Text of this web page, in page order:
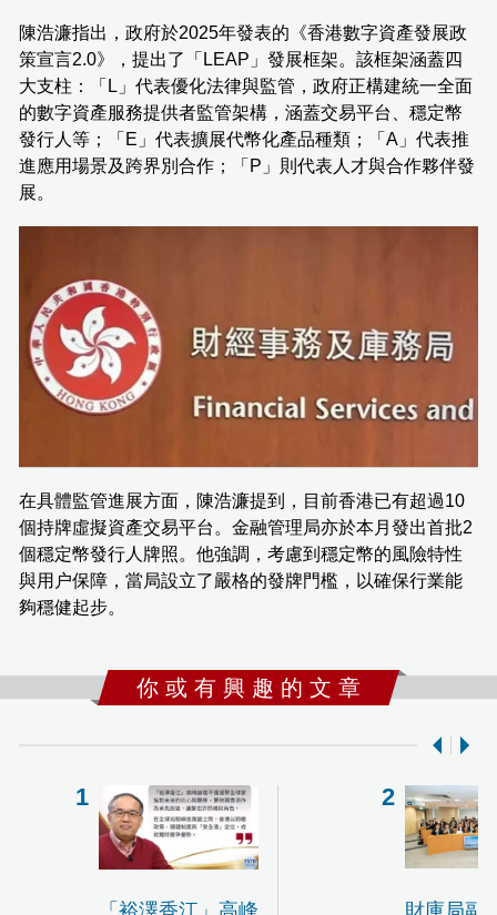
陳浩濂指出，政府於2025年發表的《香港數字資產發展政
策宣言2.0》，提出了「LEAP」發展框架。該框架涵蓋四
大支柱：「L」代表優化法律與監管，政府正構建統一全面
的數字資產服務提供者監管架構，涵蓋交易平台、穩定幣
發行人等；「E」代表擴展代幣化產品種類；「A」代表推
進應用場景及跨界別合作；「P」則代表人才與合作夥伴發
展。
在具體監管進展方面，陳浩濂提到，目前香港已有超過10
個持牌虛擬資產交易平台。金融管理局亦於本月發出首批2
個穩定幣發行人牌照。他強調，考慮到穩定幣的風險特性
與用户保障，當局設立了嚴格的發牌門檻，以確保行業能
夠穩健起步。
你 或 有 興 趣 的 文 章